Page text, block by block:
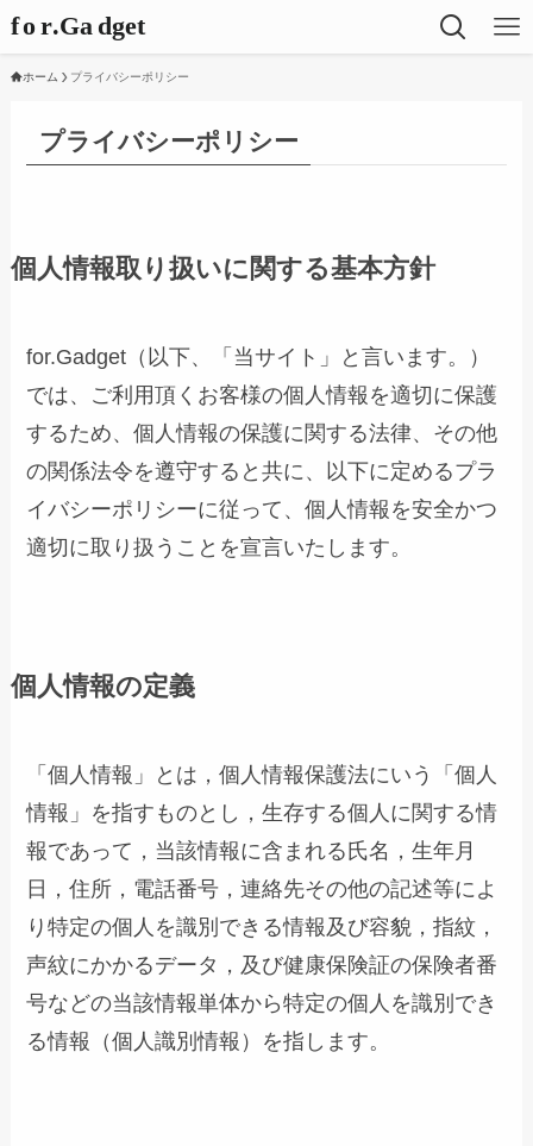
ホーム プライバシーポリシー
プライバシーポリシー
個人情報取り扱いに関する基本方針
for.Gadget（以下、「当サイト」と言います。）
では、ご利用頂くお客様の個人情報を適切に保護
するため、個人情報の保護に関する法律、その他
の関係法令を遵守すると共に、以下に定めるプラ
イバシーポリシーに従って、個人情報を安全かつ
適切に取り扱うことを宣言いたします。
個人情報の定義
「個人情報」とは，個人情報保護法にいう「個人
情報」を指すものとし，生存する個人に関する情
報であって，当該情報に含まれる氏名，生年月
日，住所，電話番号，連絡先その他の記述等によ
り特定の個人を識別できる情報及び容貌，指紋，
声紋にかかるデータ，及び健康保険証の保険者番
号などの当該情報単体から特定の個人を識別でき
る情報（個人識別情報）を指します。